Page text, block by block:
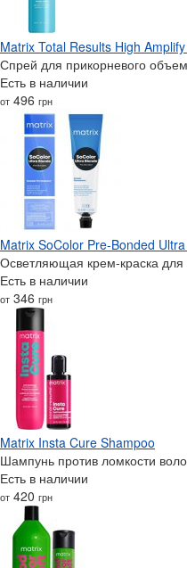
Matrix Total Results High
Спрей для прикорневого
Есть в наличии
от 496 грн
Matrix SoColor Pre-Bonded
Осветляющая крем-краска для
Есть в наличии
от 346 грн
Matrix Insta Cure Shampoo
Шампунь против ломкости
Есть в наличии
от 420 грн